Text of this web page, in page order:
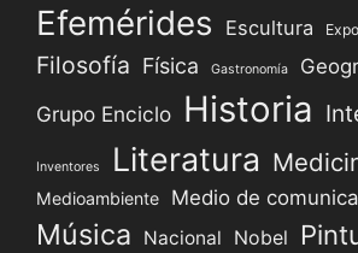
Efemérides Escultura
Filosofía Física Gastronomía
Grupo Enciclo Historia
Inventores Literatura
Medioambiente Medio de
Música Nacional Nobel